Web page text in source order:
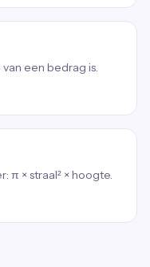
een bedrag is.
π × straal² × hoogte.